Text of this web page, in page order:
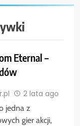
Eternal –
2 lata ago
jedna z
gier akcji,